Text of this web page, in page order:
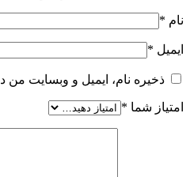
نام *
ایمیل *
ذخیره نام، ایمیل و وبسایت من
امتیاز شما *